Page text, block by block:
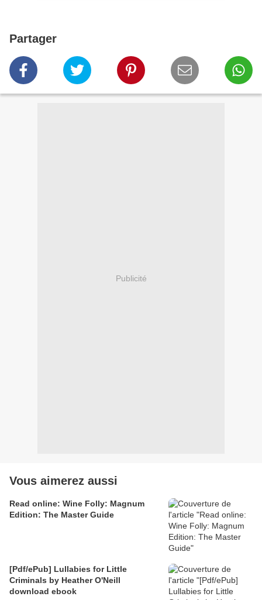
Partager
Publicité
Vous aimerez aussi
Read online: Wine Folly: Magnum
Edition: The Master Guide
[Pdf/ePub] Lullabies for Little
Criminals by Heather O'Neill
download ebook